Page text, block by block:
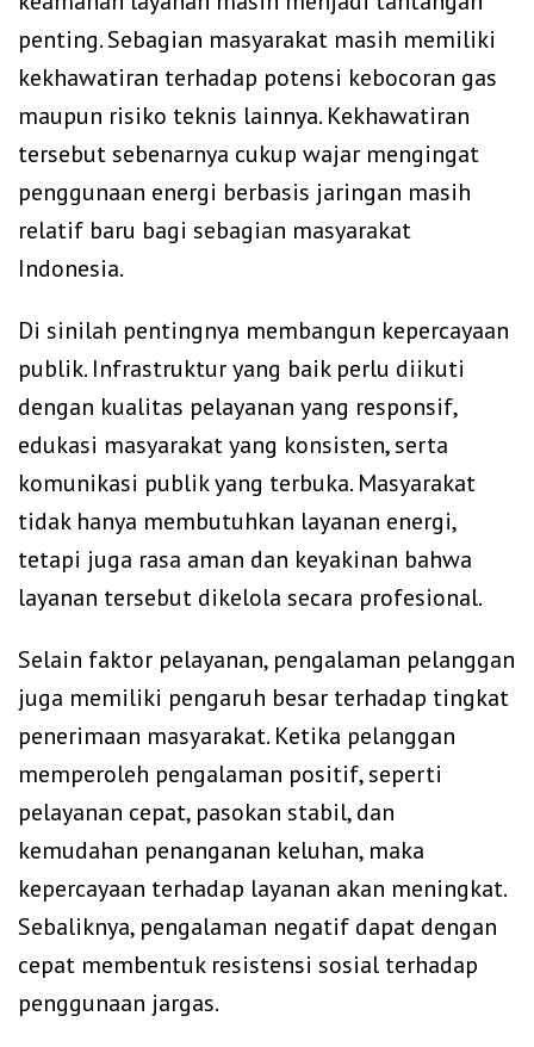
penting. Sebagian masyarakat masih memiliki
kekhawatiran terhadap potensi kebocoran gas
maupun risiko teknis lainnya. Kekhawatiran
tersebut sebenarnya cukup wajar mengingat
penggunaan energi berbasis jaringan masih
relatif baru bagi sebagian masyarakat
Indonesia.
Di sinilah pentingnya membangun kepercayaan
publik. Infrastruktur yang baik perlu diikuti
dengan kualitas pelayanan yang responsif,
edukasi masyarakat yang konsisten, serta
komunikasi publik yang terbuka. Masyarakat
tidak hanya membutuhkan layanan energi,
tetapi juga rasa aman dan keyakinan bahwa
layanan tersebut dikelola secara profesional.
Selain faktor pelayanan, pengalaman pelanggan
juga memiliki pengaruh besar terhadap tingkat
penerimaan masyarakat. Ketika pelanggan
memperoleh pengalaman positif, seperti
pelayanan cepat, pasokan stabil, dan
kemudahan penanganan keluhan, maka
kepercayaan terhadap layanan akan meningkat.
Sebaliknya, pengalaman negatif dapat dengan
cepat membentuk resistensi sosial terhadap
penggunaan jargas.